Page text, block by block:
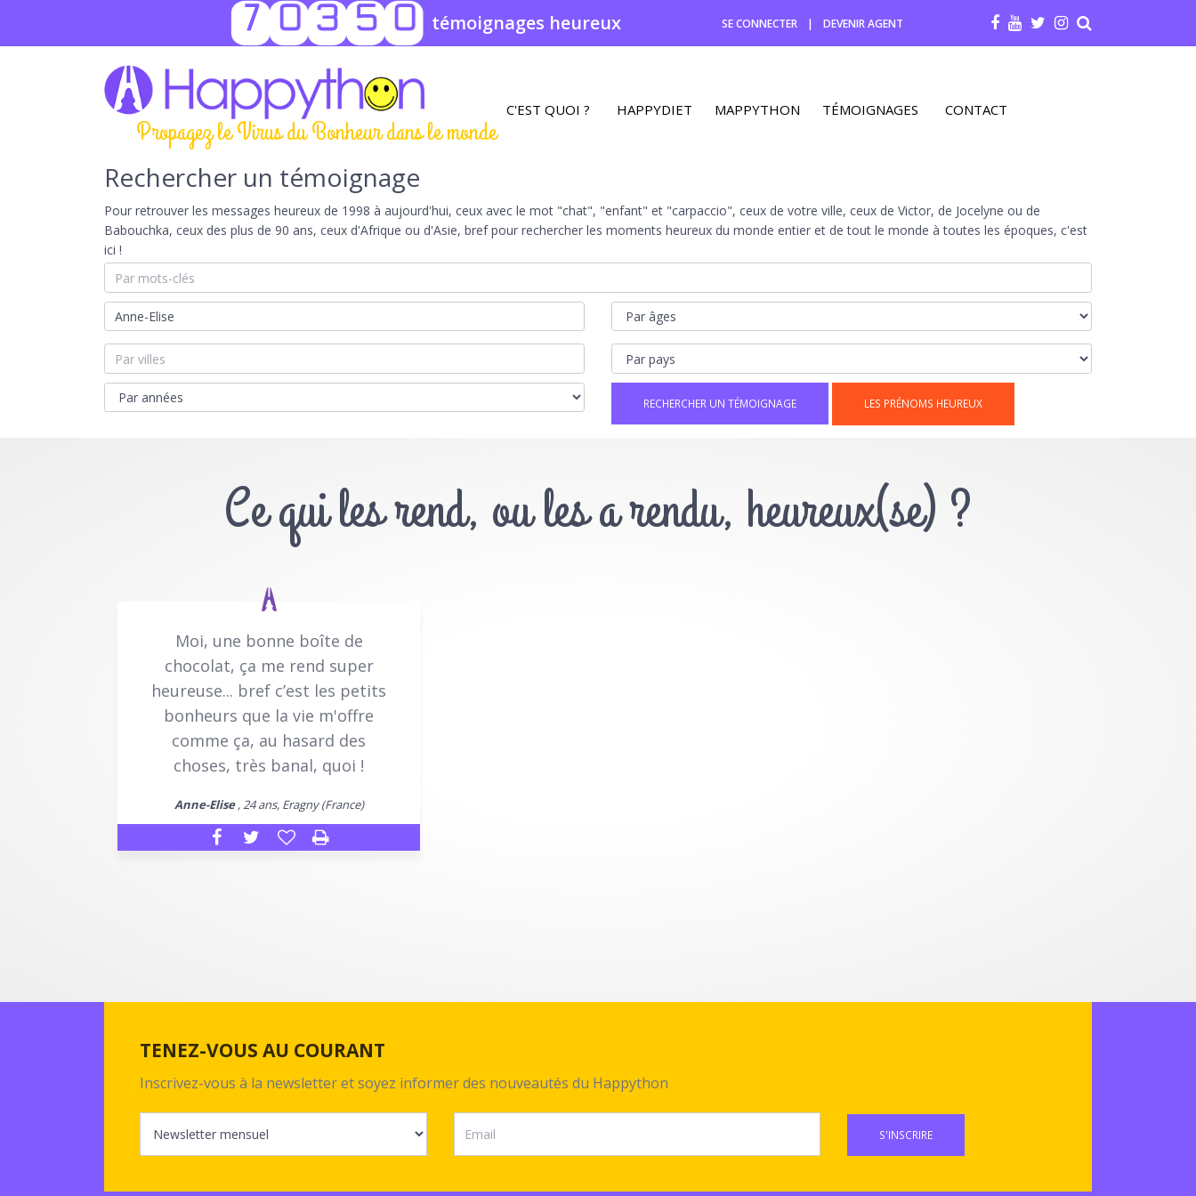
70350 témoignages heureux SE CONNECTER | DEVENIR AGENT
Propagez le Virus du Bonheur dans le monde
C'EST QUOI ? HAPPYDIET MAPPYTHON TÉMOIGNAGES CONTACT
Rechercher un témoignage
Pour retrouver les messages heureux de 1998 à aujourd'hui, ceux avec le mot "chat", "enfant" et "carpaccio", ceux de votre ville, ceux de Victor, de Jocelyne ou de
Babouchka, ceux des plus de 90 ans, ceux d'Afrique ou d'Asie, bref pour rechercher les moments heureux du monde entier et de tout le monde à toutes les époques, c'est
ici !
LES PRÉNOMS HEUREUX
Ce qui les rend, ou les a rendu, heureux(se) ?
Moi, une bonne boîte de
chocolat, ça me rend super
heureuse... bref c’est les petits
bonheurs que la vie m'offre
comme ça, au hasard des
choses, très banal, quoi !
Anne-Elise, 24 ans, Eragny (France)
TENEZ-VOUS AU COURANT
Inscrivez-vous à la newsletter et soyez informer des nouveautés du Happython
S'INSCRIRE